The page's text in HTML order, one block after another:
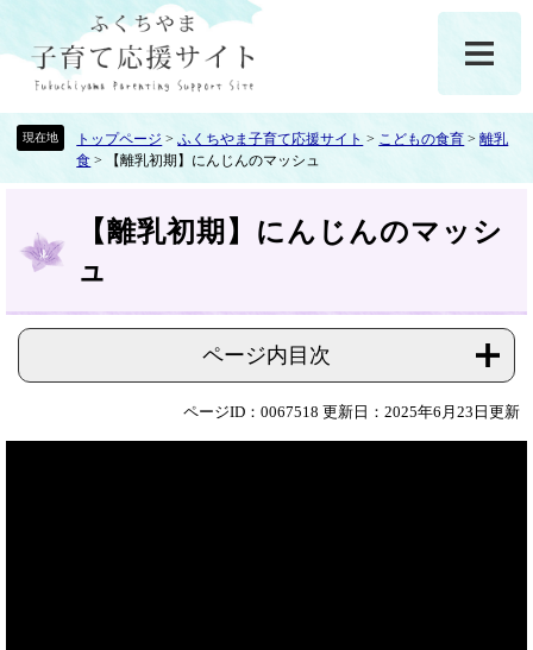
先
す
を
し
トップページ >ふくちやま子育て応援サイト > こどもの食育 >離乳
食 > 【離乳初期】にんじんのマッシュ
【離乳初期】にんじんのマッシ
ュ
ページ内目次
ページID：0067518 更新日：2025年6月23日更新